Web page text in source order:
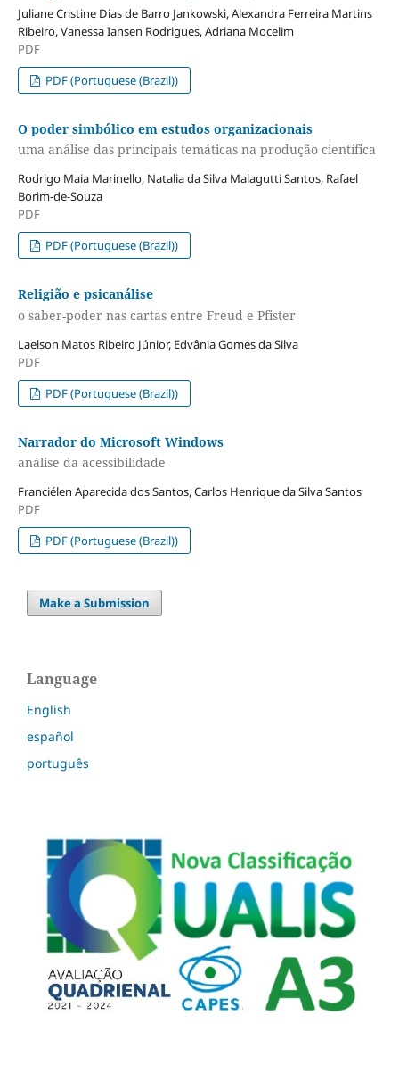
Juliane Cristine Dias de Barro Jankowski, Alexandra Ferreira Martins
Ribeiro, Vanessa Iansen Rodrigues, Adriana Mocelim
PDF
PDF (Portuguese (Brazil))
O poder simbólico em estudos organizacionais
uma análise das principais temáticas na produção científica
Rodrigo Maia Marinello, Natalia da Silva Malagutti Santos, Rafael
Borim-de-Souza
PDF
PDF (Portuguese (Brazil))
Religião e psicanálise
o saber-poder nas cartas entre Freud e Pfister
Laelson Matos Ribeiro Júnior, Edvânia Gomes da Silva
PDF
PDF (Portuguese (Brazil))
Narrador do Microsoft Windows
análise da acessibilidade
Franciélen Aparecida dos Santos, Carlos Henrique da Silva Santos
PDF
PDF (Portuguese (Brazil))
Make a Submission
Language
English
español
português